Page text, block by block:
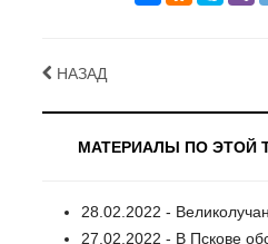
НАЗАД
МАТЕРИАЛЫ ПО ЭТОЙ
28.02.2022 -
27.02.2022 - В Пскове